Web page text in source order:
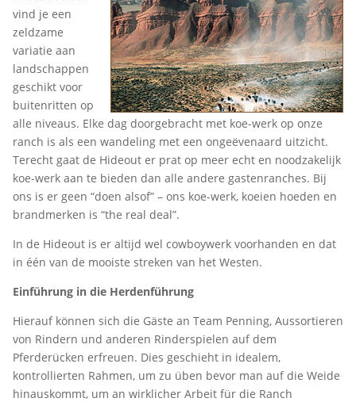
vind je een
zeldzame
variatie aan
landschappen
geschikt voor
buitenritten op
alle niveaus. Elke dag doorgebracht met koe-werk op onze
ranch is als een wandeling met een ongeëvenaard uitzicht.
Terecht gaat de Hideout er prat op meer echt en noodzakelijk
koe-werk aan te bieden dan alle andere gastenranches. Bij
ons is er geen “doen alsof” – ons koe-werk, koeien hoeden en
brandmerken is “the real deal”.
In de Hideout is er altijd wel cowboywerk voorhanden en dat
in één van de mooiste streken van het Westen.
Einführung in die Herdenführung
Hierauf können sich die Gäste an Team Penning, Aussortieren
von Rindern und anderen Rinderspielen auf dem
Pferderücken erfreuen. Dies geschieht in idealem,
kontrollierten Rahmen, um zu üben bevor man auf die Weide
hinauskommt, um an wirklicher Arbeit für die Ranch